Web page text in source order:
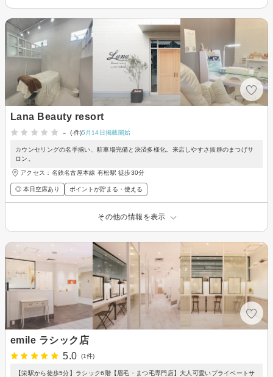
Lana Beauty resort
-
(-件)5月14日掲載開始
カウンセリングの名手揃い、駐車場完備と決済多様化。来店しやすさ抜群のまつげサ
ロン。
アクセス：名鉄名古屋本線 有松駅 徒歩30分
◎ 本日空席あり ポイントが貯まる・使える
その他の情報を表示
emile ラシック店
5.0
(1件)
【栄駅から徒歩5分】ラシック6階【眉毛・まつ毛専門店】大人可愛いプライベートサ